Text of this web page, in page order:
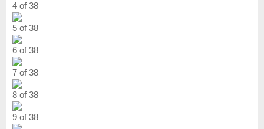
4 of 38
5 of 38
6 of 38
7 of 38
8 of 38
9 of 38